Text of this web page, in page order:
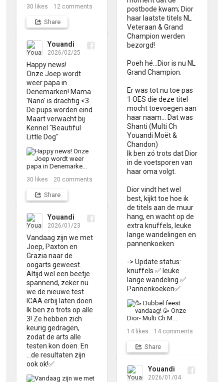
30 likes 12 comments
Share
postbode kwam; Dior
haar laatste titels NL
Veteraan & Grand
Champion werden
bezorgd!
Poeh hé...Dior is nu NL
Grand Champion.
Er was tot nu toe pas
1 OES die deze titel
mocht toevoegen aan
haar naam... Dat was
Shanti (Multi Ch
Youandi Moët &
Chandon)
Ik ben zó trots dat Dior
in de voetsporen van
haar oma volgt.
Dior vindt het wel
best, kijkt toe hoe ik
de titels aan de muur
hang, en wacht op de
extra knuffels, leuke
lange wandelingen en
pannenkoeken.
-> Update status:
knuffels ✅ leuke
lange wandeling ✅
Pannenkoeken✅
14 likes 14 comments
Share
Youandi
2026/02/25
Happy news!
Onze Joep wordt
weer papa in
Denemarken! Mama
'Nano' is drachtig <3
De pups worden eind
Maart verwacht bij
Kennel "Beautiful
Little Dog"
30 likes 20 comments
Share
Youandi
2026/01/23
Vandaag zijn we met
Joep, Paxton en
Grazia naar de
oogarts geweest.
Altijd wel een beetje
spannend, zeker nu
we de nieuwe test
ICAA erbij laten doen.
Ik ben zo trots op alle
3! Ze hebben zich
keurig gedragen,
zodat de arts alle
testen kon doen. En
...de resultaten zijn
ook ok!✅
Youandi
2026/01/04